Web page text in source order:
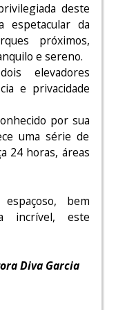
deste
espetacular da
próximos,
e sereno.
elevadores
e privacidade
por sua
uma série de
24 horas, áreas
bem
incrível, este
Diva Garcia